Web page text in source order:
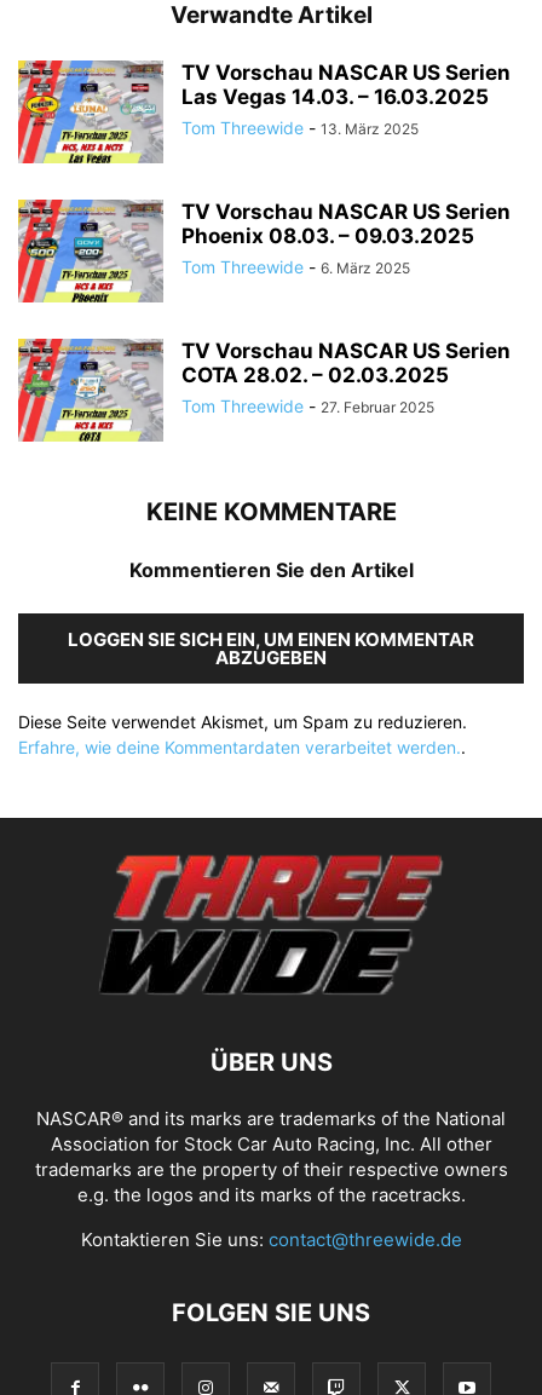
Verwandte Artikel
TV Vorschau NASCAR US Serien
Las Vegas 14.03. – 16.03.2025
Tom Threewide - 13. März 2025
TV Vorschau NASCAR US Serien
Phoenix 08.03. – 09.03.2025
Tom Threewide - 6. März 2025
TV Vorschau NASCAR US Serien
COTA 28.02. – 02.03.2025
Tom Threewide - 27. Februar 2025
KEINE KOMMENTARE
Kommentieren Sie den Artikel
LOGGEN SIE SICH EIN, UM EINEN KOMMENTAR
ABZUGEBEN
Diese Seite verwendet Akismet, um Spam zu reduzieren.
Erfahre, wie deine Kommentardaten verarbeitet werden..
ÜBER UNS
NASCAR® and its marks are trademarks of the National
Association for Stock Car Auto Racing, Inc. All other
trademarks are the property of their respective owners
e.g. the logos and its marks of the racetracks.
Kontaktieren Sie uns: contact@threewide.de
FOLGEN SIE UNS